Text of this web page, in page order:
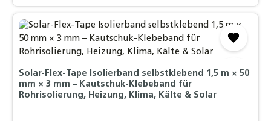
Solar-Flex-Tape Isolierband selbstklebend 1,5 m × 50
mm × 3 mm – Kautschuk-Klebeband für
Rohrisolierung, Heizung, Klima, Kälte & Solar